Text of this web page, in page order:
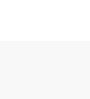
sich 3
Sauna.